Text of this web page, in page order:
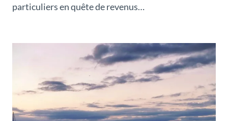
particuliers en quête de revenus…